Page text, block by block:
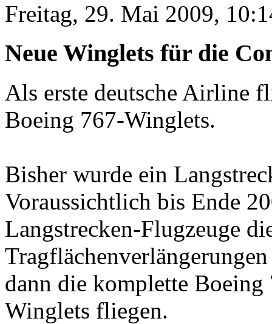
Freitag, 29. Mai 2009,
Neue Winglets für die
Als erste deutsche Airline
Boeing 767-Winglets.
Bisher wurde ein
Voraussichtlich bis Ende
Langstrecken-Flugzeuge
dann die komplette
Winglets fliegen.